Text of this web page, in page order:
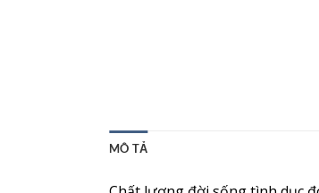
MÔ TẢ